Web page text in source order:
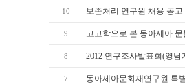
10 보존처리 연구원 채용 공고
9 고고학으로 본 동아세아
8 2012 연구조사발표회(영
7 동아세아문화재연구원 특